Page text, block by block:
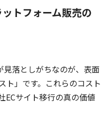
トフォーム販売の
落としがちなのが、表面
ト」です。これらのコスト
ECサイト移行の真の価値